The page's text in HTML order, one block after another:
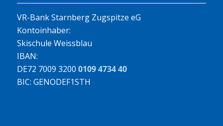
VR-Bank Starnberg Zugspitze eG
Kontoinhaber:
Skischule Weissblau
IBAN:
DE72 7009 3200 0109 4734 40
BIC: GENODEF1STH